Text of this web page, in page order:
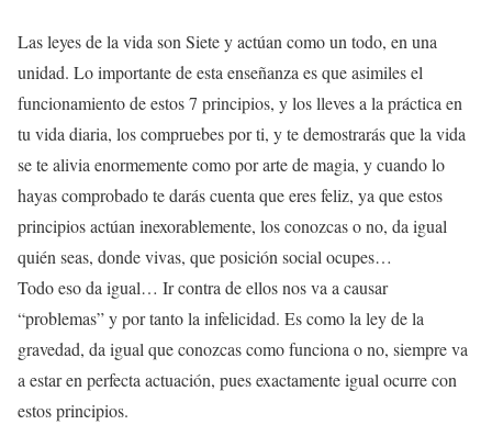
Las leyes de la vida son Siete y actúan como un todo, en una
unidad. Lo importante de esta enseñanza es que asimiles el
funcionamiento de estos 7 principios, y los lleves a la práctica en
tu vida diaria, los compruebes por ti, y te demostrarás que la vida
se te alivia enormemente como por arte de magia, y cuando lo
hayas comprobado te darás cuenta que eres feliz, ya que estos
principios actúan inexorablemente, los conozcas o no, da igual
quién seas, donde vivas, que posición social ocupes…
Todo eso da igual… Ir contra de ellos nos va a causar
“problemas” y por tanto la infelicidad. Es como la ley de la
gravedad, da igual que conozcas como funciona o no, siempre va
a estar en perfecta actuación, pues exactamente igual ocurre con
estos principios.